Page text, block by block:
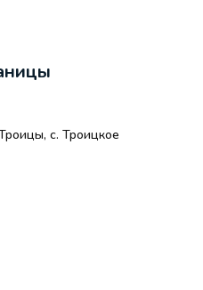
с. Троицкое